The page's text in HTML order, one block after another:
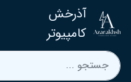
آذرخش
کامپیوتر